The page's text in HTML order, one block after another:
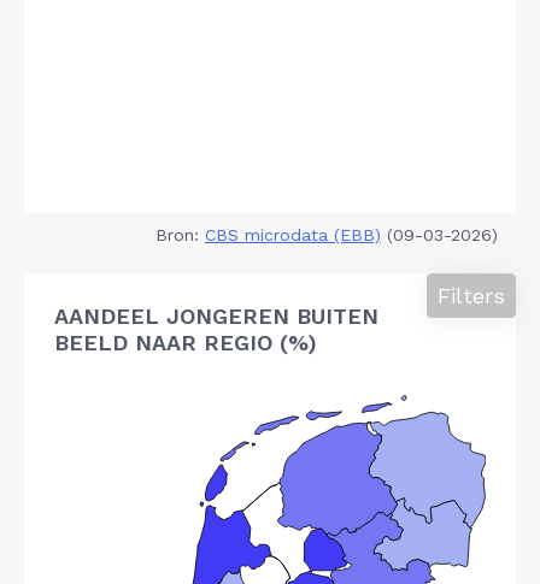
Bron: CBS microdata (EBB) (09-03-2026)
AANDEEL JONGEREN BUITEN
BEELD NAAR REGIO (%)
Filters